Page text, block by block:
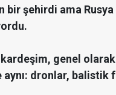
bir şehirdi ama
genel
aynı: dronlar,